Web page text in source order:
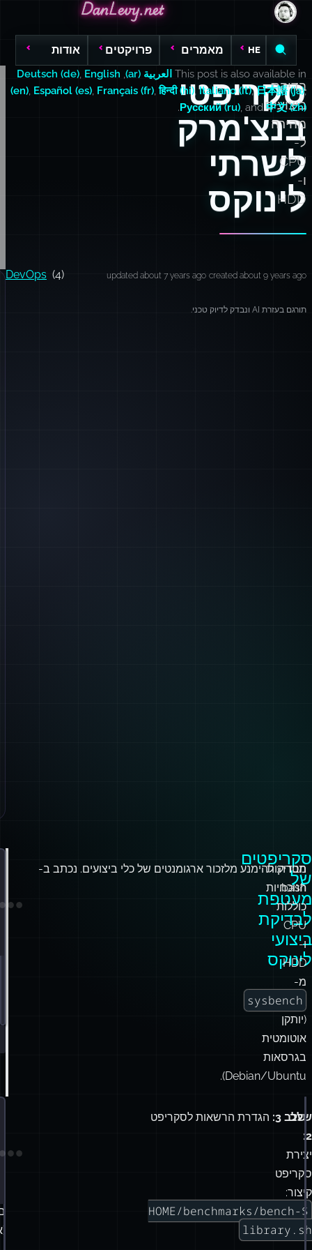
DanLevy.net
DanLevy.net
DanLevy.net
HE מאמרים פרויקטים אודות
סקריפטי
בנצ'מרק
לשרתי
לינוקס
בדיקת
ביצועים
מהירה
ל-
CPU
ו-
HDD
This post is also available in العربية (ar) ,
Deutsch (de), English
(en), Español (es), Français (fr),हिन्दी (hi),Italiano (it),日本語 (ja),
Русский (ru), and 中文 (zh)
.
created about 9 years ago
updated about 7 years ago
DevOps (4)
תורגם בעזרת AI ונבדק לדיוק טכני.
סקריפטים
של
מעטפת
לבדיקת
ביצועי
לינוקס
הבדיקות
הנוכחיות
כוללות
CPU
ו-
HDD
מ-
sysbench
(יותקן
אוטומטית
בגרסאות
Debian/Ubuntu).
מטרה: להימנע מלזכור ארגומנטים של כלי ביצועים. נכתב ב-
bash.
שלב
2:
יצירת
סקריפט
קיצור:
$HOME/benchmarks/bench-
library.sh
שלב 3: הגדרת הרשאות לסקריפט